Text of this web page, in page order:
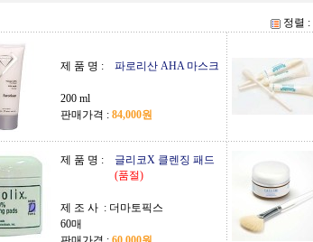
정렬 :
제 품 명 : 파로리산 AHA 마스크
200 ml
판매가격 : 84,000원
제 품 명 :
글리코X 클렌징 패드
(품절)
제 조 사 : 더마토픽스
60매